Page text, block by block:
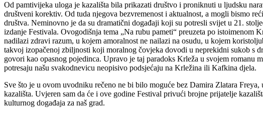
Od pamtivijeka uloga je kazališta bila prikazati društvo i proniknuti u ljudsku
društveni korektiv. Od tuda njegova bezvremenost i aktualnost, a mogli bismo
društva. Neminovno je da su dramatični događaji koji su potresli svijet u 21.
izdanje Festivala. Ovogodišnja tema „Na rubu pameti“ preuzeta po
nadilazi zdravi razum, u kojem amoralnost ne nailazi na osudu, u kojem
takvoj izopačenoj zbiljnosti koji moralnog čovjeka dovodi u neprekidni sukob s
govori kao opasnog pojedinca. Upravo je taj paradoks Krleža u svojem
potresaju našu svakodnevicu neopisivo podsjećaju na Krležina ili Kafkina djela.
Sve što je u ovom uvodniku rečeno ne bi bilo moguće bez Damira Zlatara
kazališta. Uvjeren sam da će i ove godine Festival privući brojne prijatelje
kulturnog događaja za naš grad.